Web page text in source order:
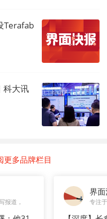
Terafab
科大讯
更多品牌栏目
报道，
界
专注